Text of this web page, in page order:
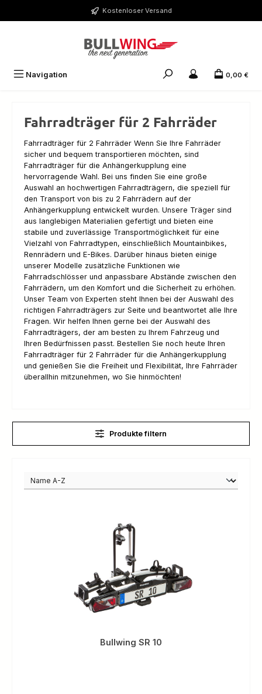
Zum Hauptinhalt springen Kostenloser Versand
Navigation 0,00 €
Fahrradträger für 2 Fahrräder
Fahrradträger für 2 Fahrräder Wenn Sie Ihre Fahrräder
sicher und bequem transportieren möchten, sind
Fahrradträger für die Anhängerkupplung eine
hervorragende Wahl. Bei uns finden Sie eine große
Auswahl an hochwertigen Fahrradträgern, die speziell für
den Transport von bis zu 2 Fahrrädern auf der
Anhängerkupplung entwickelt wurden. Unsere Träger sind
aus langlebigen Materialien gefertigt und bieten eine
stabile und zuverlässige Transportmöglichkeit für eine
Vielzahl von Fahrradtypen, einschließlich Mountainbikes,
Rennrädern und E-Bikes. Darüber hinaus bieten einige
unserer Modelle zusätzliche Funktionen wie
Fahrradschlösser und anpassbare Abstände zwischen den
Fahrrädern, um den Komfort und die Sicherheit zu erhöhen.
Unser Team von Experten steht Ihnen bei der Auswahl des
richtigen Fahrradträgers zur Seite und beantwortet alle Ihre
Fragen. Wir helfen Ihnen gerne bei der Auswahl des
Fahrradträgers, der am besten zu Ihrem Fahrzeug und
Ihren Bedürfnissen passt. Bestellen Sie noch heute Ihren
Fahrradträger für 2 Fahrräder für die Anhängerkupplung
und genießen Sie die Freiheit und Flexibilität, Ihre Fahrräder
überallhin mitzunehmen, wo Sie hinmöchten!
Produkte filtern
Bullwing SR 10